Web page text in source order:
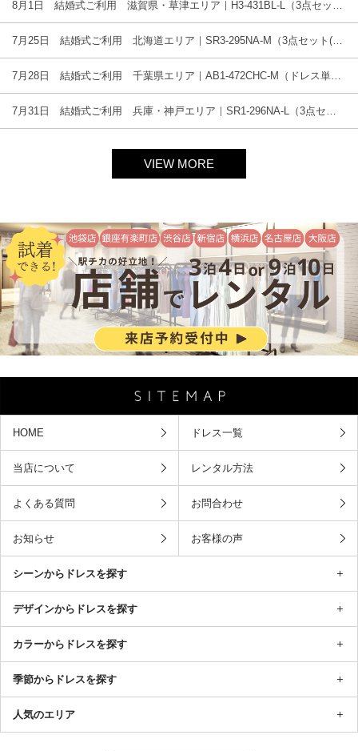
8月1日 結婚式ご利用 滋賀県・草津エリア｜H3-431BL-L（3点セット(バッグ)）
7月25日 結婚式ご利用 北海道エリア｜SR3-295NA-M（3点セット(バッグ)）
7月28日 結婚式ご利用 千葉県エリア｜AB1-472CHC-M（ドレス単品）
7月31日 結婚式ご利用 兵庫・神戸エリア｜SR1-296NA-L（3点セット(バッグ)）
VIEW MORE
HOME ドレス一覧
当店について レンタル方法
よくある質問 お問合わせ
お知らせ お客様の声
シーンからドレスを探す
デザインからドレスを探す
カラーからドレスを探す
季節からドレスを探す
人気のエリア